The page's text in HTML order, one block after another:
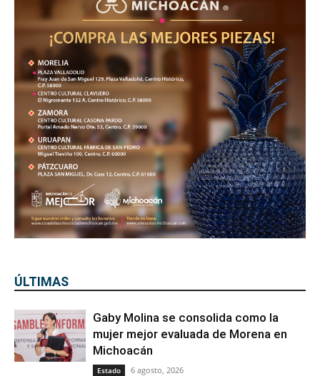
ÚLTIMAS
Gaby Molina se consolida como la
mujer mejor evaluada de Morena en
Michoacán
Estado 6 agosto, 2026